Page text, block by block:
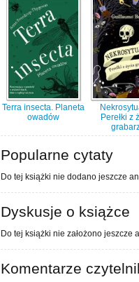
Terra insecta. Planeta
owadów
Perełki z
Popularne cytaty
Do tej książki nie dodano jeszcze
Dyskusje o książce
Do tej książki nie założono jeszcze
Komentarze